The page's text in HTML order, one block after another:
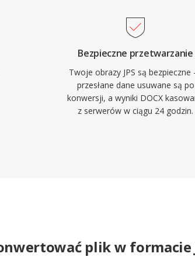
Bezpieczne przetwarzanie
Twoje obrazy JPS są
przesłane dane usuwane są po
konwersji, a wyniki DOCX
z serwerów w ciągu 24 godzin.
plik w formacie